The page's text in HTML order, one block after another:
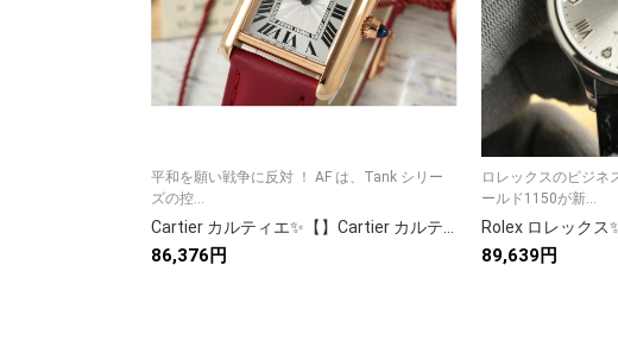
平和を願い戦争に反対 ！ AF は、Tank シリー
ズの控...
Cartier カルティエ✨【】Cartier カルティエ 時計 レディース 人気 高級腕時計⌚ プレゼント🎁 ギフト対応💝 7点画像付き📷
86,376円
ロレックスのビジネ
ールド1150が新...
89,639円